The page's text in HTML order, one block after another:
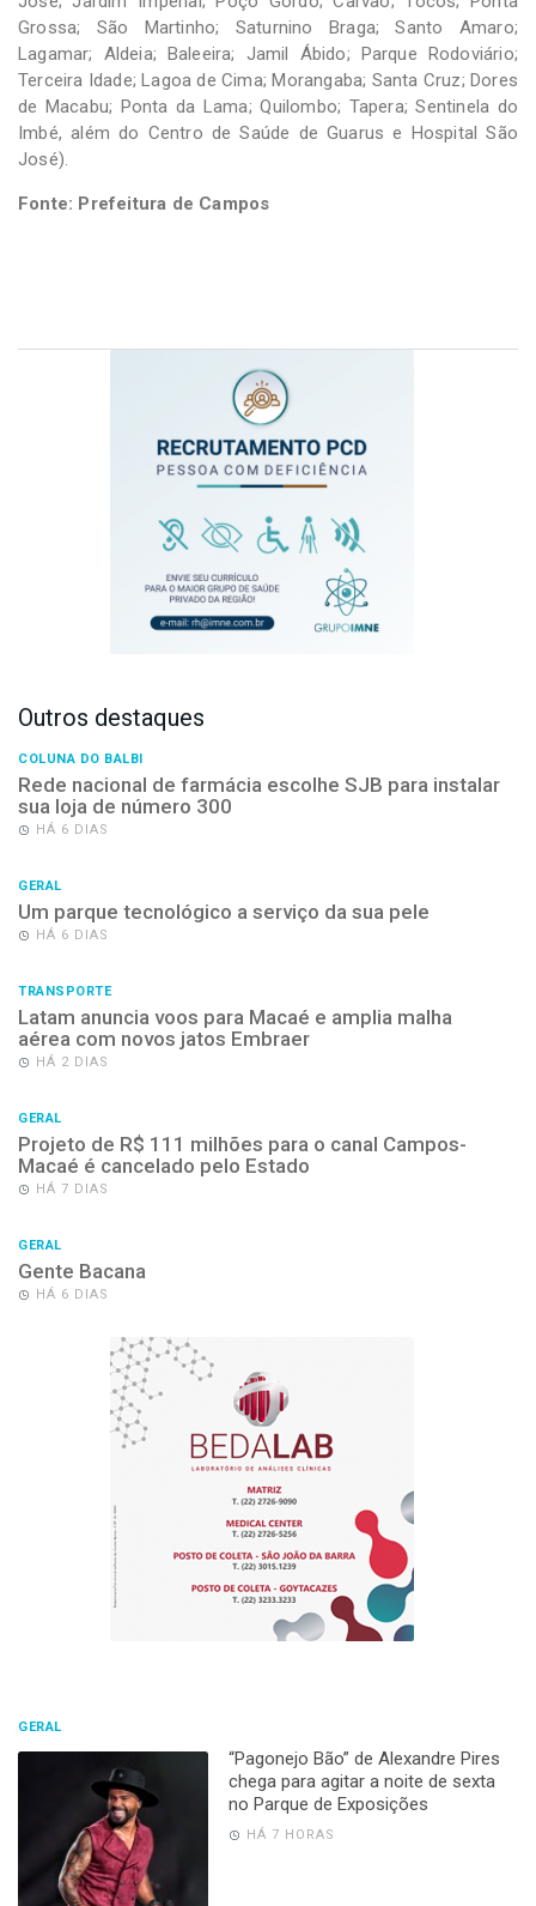
Grossa; São Martinho; Saturnino Braga; Santo Amaro;
Lagamar; Aldeia; Baleeira; Jamil Ábido; Parque Rodoviário;
Terceira Idade; Lagoa de Cima; Morangaba; Santa Cruz; Dores
de Macabu; Ponta da Lama; Quilombo; Tapera; Sentinela do
Imbé, além do Centro de Saúde de Guarus e Hospital São
José).
Fonte: Prefeitura de Campos
Outros destaques
COLUNA DO BALBI
Rede nacional de farmácia escolhe SJB para instalar
sua loja de número 300
HÁ 6 DIAS
GERAL
Um parque tecnológico a serviço da sua pele
HÁ 6 DIAS
TRANSPORTE
Latam anuncia voos para Macaé e amplia malha
aérea com novos jatos Embraer
HÁ 2 DIAS
GERAL
Projeto de R$ 111 milhões para o canal Campos-
Macaé é cancelado pelo Estado
HÁ 7 DIAS
GERAL
Gente Bacana
HÁ 6 DIAS
GERAL
“Pagonejo Bão” de Alexandre Pires
chega para agitar a noite de sexta
no Parque de Exposições
HÁ 7 HORAS